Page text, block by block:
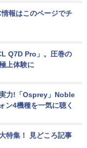
報はこのページでチ
Q7D Pro」。圧巻の
上体験に
力!「Osprey」Noble
ン4機種を一気に聴く
特集！ 見どころ記事